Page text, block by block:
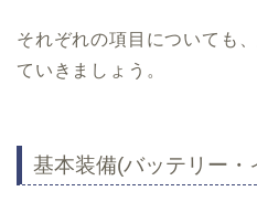
それぞれの項目についても
ていきましょう。
基本装備(バッテリー・